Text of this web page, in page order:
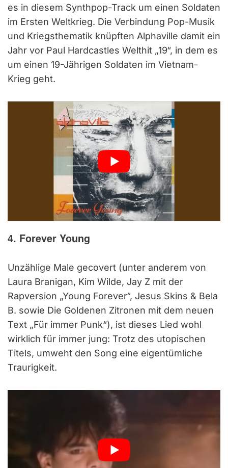
es in diesem Synthpop-Track um einen Soldaten
im Ersten Weltkrieg. Die Verbindung Pop-Musik
und Kriegsthematik knüpften Alphaville damit ein
Jahr vor Paul Hardcastles Welthit „19“, in dem es
um einen 19-Jährigen Soldaten im Vietnam-
Krieg geht.
4. Forever Young
Unzählige Male gecovert (unter anderem von
Laura Branigan, Kim Wilde, Jay Z mit der
Rapversion „Young Forever“, Jesus Skins & Bela
B. sowie Die Goldenen Zitronen mit dem neuen
Text „Für immer Punk“), ist dieses Lied wohl
wirklich für immer jung: Trotz des utopischen
Titels, umweht den Song eine eigentümliche
Traurigkeit.